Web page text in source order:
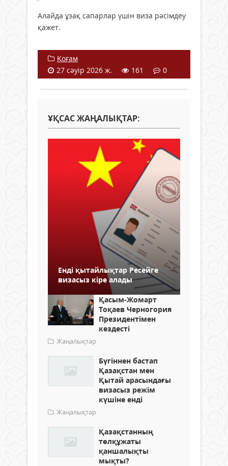
Алайда ұзақ сапарлар үшін виза рәсімдеу
қажет.
Қоғам
27 сәуір 2026 ж.
161 0
ҰҚСАС ЖАҢАЛЫҚТАР:
Енді қытайлықтар Ресейге
визасыз кіре алады
Қасым-Жомарт
Тоқаев Черногория
Президентімен
кездесті
Жаңалықтар
Бүгіннен бастап
Қазақстан мен
Қытай арасындағы
визасыз режім
күшіне енді
Жаңалықтар
Қазақстанның
төлқұжаты
қаншалықты
мықты?